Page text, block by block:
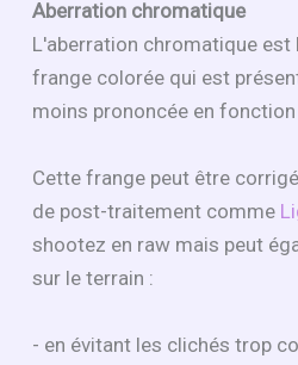
Aberration chromatique
L'aberration chromatique est
frange colorée qui est
moins prononcée en
Cette frange peut être
de post-traitement comme
shootez en raw mais peut
sur le terrain :
- en évitant les clichés trop